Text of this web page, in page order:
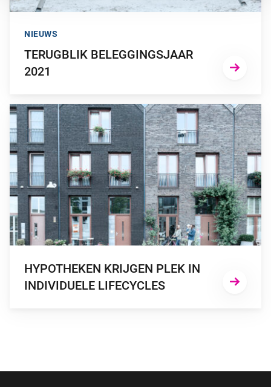
TERUGBLIK BELEGGINGSJAAR
2021
NIEUWS
GA NAAR “HYPOTHEKEN KRIJGEN PLEK IN INDIVIDUELE
HYPOTHEKEN KRIJGEN PLEK IN
INDIVIDUELE LIFECYCLES